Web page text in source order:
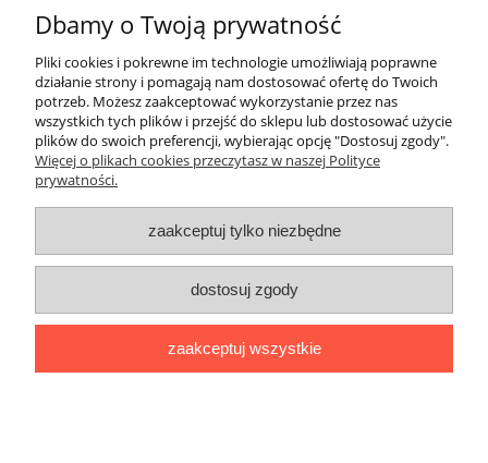
do koszyka
Pomoc
Moje konto
Informacje
O nas
Logi|| ul. Kiwerska 27, 01-682 Warszawa, woj. mazowieckie ||
Dbamy o Twoją prywatność
Pliki cookies i pokrewne im technologie umożliwiają poprawne
działanie strony i pomagają nam dostosować ofertę do Twoich
potrzeb. Możesz zaakceptować wykorzystanie przez nas
wszystkich tych plików i przejść do sklepu lub dostosować użycie
plików do swoich preferencji, wybierając opcję "Dostosuj zgody".
Więcej o plikach cookies przeczytasz w naszej Polityce
prywatności.
zaakceptuj tylko niezbędne
dostosuj zgody
zaakceptuj wszystkie